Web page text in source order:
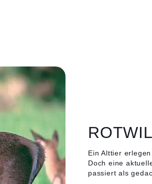
Ein Alttier
Doch eine
passiert als